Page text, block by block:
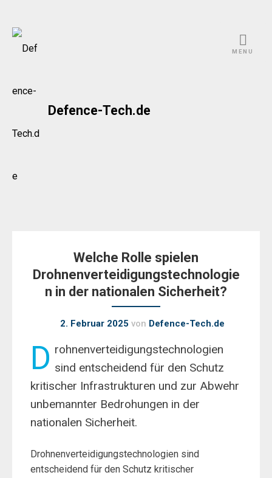
Skip
Defence-Tech.de
MENU
Welche Rolle spielen
Drohnenverteidigungstechnologie
n in der nationalen Sicherheit?
2. Februar 2025 von Defence-Tech.de
D rohnenverteidigungstechnologien
sind entscheidend für den Schutz
kritischer Infrastrukturen und zur Abwehr
unbemannter Bedrohungen in der
nationalen Sicherheit.
Drohnenverteidigungstechnologien sind
entscheidend für den Schutz kritischer